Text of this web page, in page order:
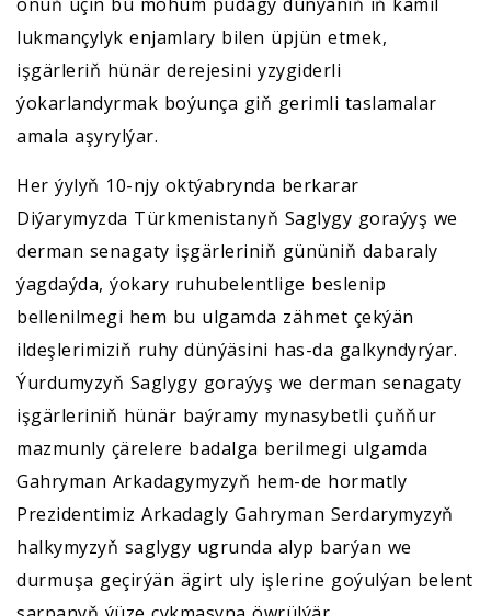
onuň üçin bu möhüm pudagy dünýäniň iň kämil
lukmançylyk enjamlary bilen üpjün etmek,
işgärleriň hünär derejesini yzygiderli
ýokarlandyrmak boýunça giň gerimli taslamalar
amala aşyrylýar.
Her ýylyň 10-njy oktýabrynda berkarar
Diýarymyzda Türkmenistanyň Saglygy goraýyş we
derman senagaty işgärleriniň gününiň dabaraly
ýagdaýda, ýokary ruhubelentlige beslenip
bellenilmegi hem bu ulgamda zähmet çekýän
ildeşlerimiziň ruhy dünýäsini has-da galkyndyrýar.
Ýurdumyzyň Saglygy goraýyş we derman senagaty
işgärleriniň hünär baýramy mynasybetli çuňňur
mazmunly çärelere badalga berilmegi ulgamda
Gahryman Arkadagymyzyň hem-de hormatly
Prezidentimiz Arkadagly Gahryman Serdarymyzyň
halkymyzyň saglygy ugrunda alyp barýan we
durmuşa geçirýän ägirt uly işlerine goýulýan belent